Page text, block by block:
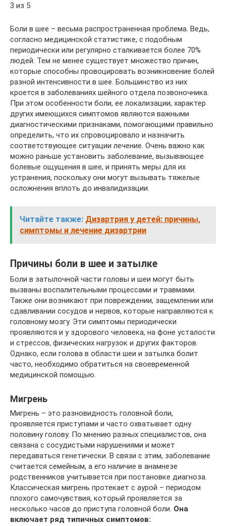
3 из 5
Боли в шее – весьма распространенная проблема. Ведь,
согласно медицинской статистике, с подобным
периодически или регулярно сталкивается более 70%
людей. Тем не менее существует множество причин,
которые способны провоцировать возникновение болей
разной интенсивности в шее. Большинство из них
кроется в заболеваниях шейного отдела позвоночника.
При этом особенности боли, ее локализации, характер
других имеющихся симптомов являются важными
диагностическими признаками, помогающими правильно
определить, что их спровоцировало и назначить
соответствующее ситуации лечение. Очень важно как
можно раньше установить заболевание, вызывающее
болевые ощущения в шее, и принять меры для их
устранения, поскольку они могут вызывать тяжелые
осложнения вплоть до инвалидизации.
Читайте также: Дизартрия у детей: причины,
симптомы и лечение дизартрии
Причины боли в шее и затылке
Боли в затылочной части головы и шеи могут быть
вызваны воспалительными процессами и травмами.
Также они возникают при повреждении, защемлении или
сдавливании сосудов и нервов, которые направляются к
головному мозгу. Эти симптомы периодически
проявляются и у здорового человека, на фоне усталости
и стрессов, физических нагрузок и других факторов.
Однако, если голова в области шеи и затылка болит
часто, необходимо обратиться на своевременной
медицинской помощью.
Мигрень
Мигрень – это разновидность головной боли,
проявляется приступами и часто охватывает одну
половину голову. По мнению разных специалистов, она
связана с сосудистыми нарушениями и может
передаваться генетически. В связи с этим, заболевание
считается семейным, а его наличие в анамнезе
родственников учитывается при постановке диагноза.
Классическая мигрень протекает с аурой – периодом
плохого самочувствия, который проявляется за
несколько часов до приступа головной боли. Она
включает ряд типичных симптомов: